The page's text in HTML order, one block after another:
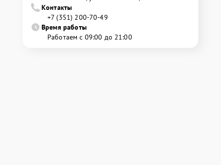
Контакты
+7 (351) 200-70-49
Время работы
Работаем с 09:00 до 21:00